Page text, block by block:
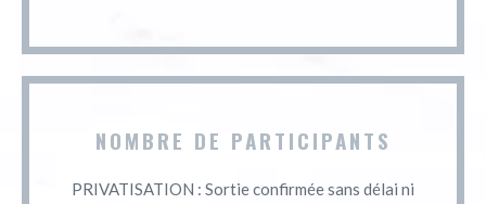
NOMBRE DE PARTICIPANTS
PRIVATISATION : Sortie confirmée sans délai ni